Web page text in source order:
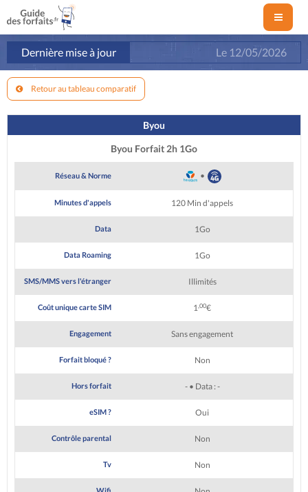
Dernière mise à jour Le 12/05/2026
Retour au tableau comparatif
Byou
Byou Forfait 2h 1Go
Réseau & Norme •
Minutes d'appels 120 Min d'appels
Data 1Go
Data Roaming 1Go
SMS/MMS vers l'étranger Illimités
Coût unique carte SIM 1,00€
Engagement Sans engagement
Forfait bloqué ? Non
Hors forfait - • Data : -
eSIM ? Oui
Contrôle parental Non
Tv Non